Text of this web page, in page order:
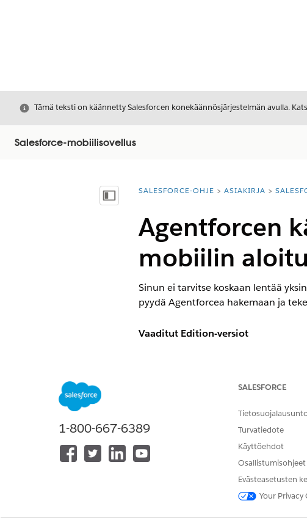
Sulje
Tämä teksti on käännetty Salesforcen konekäännösjärjestelmän avulla.
Salesforce-mobiilisovellus
Näytä sisällysluettelo
Olet tässä:
SALESFORCE-OHJE ASIAKIRJA
Agentforcen
mobiilin
Sinun ei tarvitse koskaan lentää
pyydä Agentforcea hakemaan ja
Vaaditut Edition-versiot
Agentforcen käyttäminen:
Katso lisätietoja Agentforce-agenttien
huomioitavat asiat mielessäsi.
RATKAISIKO TÄMÄ ARTIKKELI
1-800-667-6389
SALESFORCE
Turvatiedote
Käyttöehdot
Osallistumisohjeet
Evästeasetusten
Your Privacy